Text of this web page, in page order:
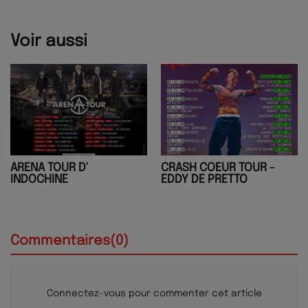
Voir aussi
ARENA TOUR D'
INDOCHINE
CRASH COEUR TOUR -
EDDY DE PRETTO
Commentaires(0)
Connectez-vous pour commenter cet article